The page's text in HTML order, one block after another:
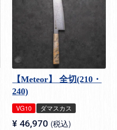
【Meteor】 全切(210・
240)
VG10 ダマスカス
¥ 46,970 税込